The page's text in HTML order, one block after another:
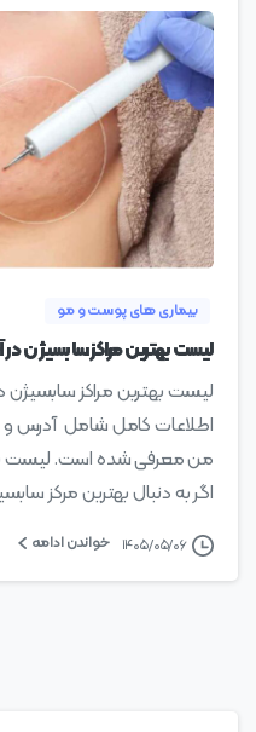
بیماری های پوست و مو
لیست بهترین مراکز سابسیژن
لیست بهترین مراکز سابسیژن
اطلاعات کامل شامل
من معرفی شده است. لیست
اگر به دنبال بهترین مرکز
۱۴۰۵/۰۵/۰۶ خواندن ادامه